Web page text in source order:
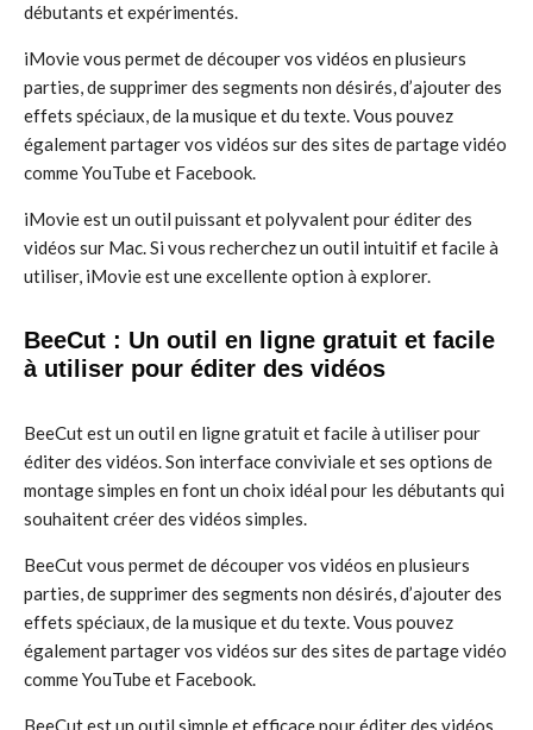
débutants et expérimentés.
iMovie vous permet de découper vos vidéos en plusieurs
parties, de supprimer des segments non désirés, d’ajouter des
effets spéciaux, de la musique et du texte. Vous pouvez
également partager vos vidéos sur des sites de partage vidéo
comme YouTube et Facebook.
iMovie est un outil puissant et polyvalent pour éditer des
vidéos sur Mac. Si vous recherchez un outil intuitif et facile à
utiliser, iMovie est une excellente option à explorer.
BeeCut : Un outil en ligne gratuit et facile
à utiliser pour éditer des vidéos
BeeCut est un outil en ligne gratuit et facile à utiliser pour
éditer des vidéos. Son interface conviviale et ses options de
montage simples en font un choix idéal pour les débutants qui
souhaitent créer des vidéos simples.
BeeCut vous permet de découper vos vidéos en plusieurs
parties, de supprimer des segments non désirés, d’ajouter des
effets spéciaux, de la musique et du texte. Vous pouvez
également partager vos vidéos sur des sites de partage vidéo
comme YouTube et Facebook.
BeeCut est un outil simple et efficace pour éditer des vidéos